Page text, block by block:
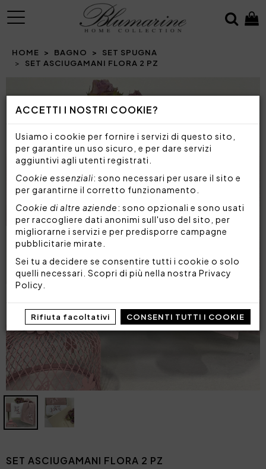
ACCETTI I NOSTRI COOKIE?
Usiamo i cookie per fornire i servizi di questo sito,
per garantire un uso sicuro, e per dare servizi
aggiuntivi agli utenti registrati.
Cookie essenziali: sono necessari per usare il sito e
per garantirne il corretto funzionamento.
Cookie di altre aziende: sono opzionali e sono usati
per raccogliere dati anonimi sull'uso del sito, per
migliorarne i servizi e per predisporre campagne
pubblicitarie mirate.
Sei tu a decidere se consentire tutti i cookie o solo
quelli necessari. Scopri di più nella nostra Privacy
Policy
Rifiuta facoltativi CONSENTI TUTTI I COOKIE
MENU
HOME BAGNO
SET SPUGNA
SET ASCIUGAMANI FLORA 2 PZ
Prev
SET ASCIUGAMANI FLORA 2 PZ